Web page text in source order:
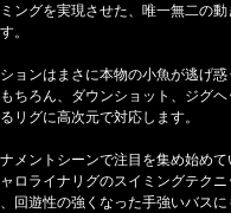
ングを実現させた、唯一無二の
。
ョンはまさに本物の小魚が逃げ
ちろん、ダウンショット、ジグ
リグに高次元で対応します。
メントシーンで注目を集め始め
ロライナリグのスイミングテク
、回遊性の強くなった手強いバス